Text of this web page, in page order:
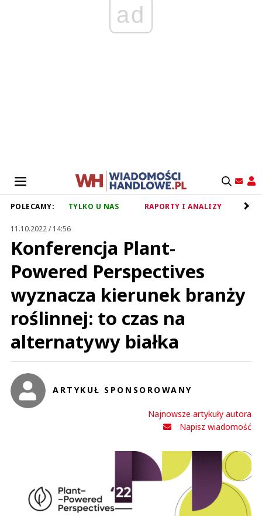
ad
POLECAMY: TYLKO U NAS RAPORTY I ANALIZY
11.10.2022 / 14:56
Konferencja Plant-
Powered Perspectives
wyznacza kierunek branży
roślinnej: to czas na
alternatywy białka
ARTYKUŁ SPONSOROWANY
Najnowsze artykuły autora
Napisz wiadomość